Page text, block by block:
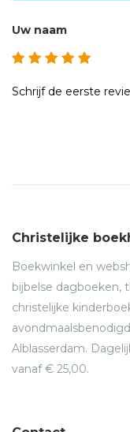
Uw naam
Schrijf de eerste
Christelijke
Boekwinkel en
bijbelse dagboeken,
christelijke
Alblasserdam.
vanaf € 25,00.